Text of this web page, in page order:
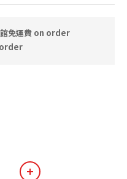
館免運費 on order
order